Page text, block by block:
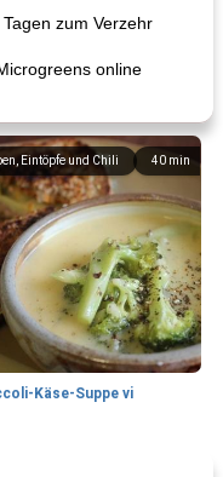
zum Verzehr
online
40 min
Eintöpfe und Chili
Käse-Suppe vi